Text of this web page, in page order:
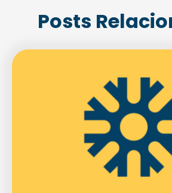
Posts
Agende uma
Enviei um E-